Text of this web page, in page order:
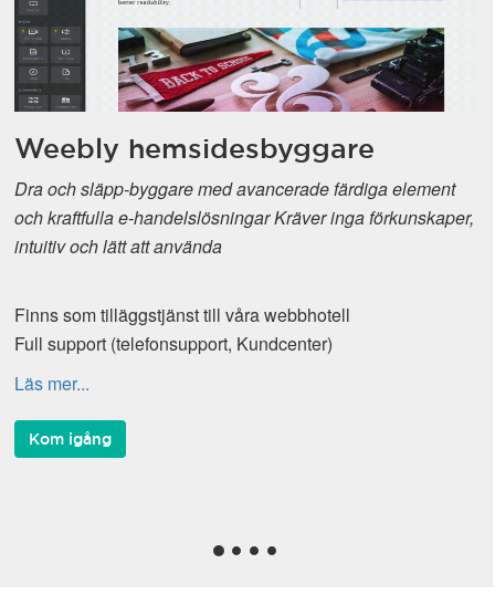
Weebly hemsidesbyggare
Dra och släpp-byggare med avancerade färdiga element
och kraftfulla e-handelslösningar Kräver inga förkunskaper,
intuitiv och lätt att använda
Finns som tilläggstjänst till våra webbhotell
Full support (telefonsupport, Kundcenter)
Läs mer...
Kom igång